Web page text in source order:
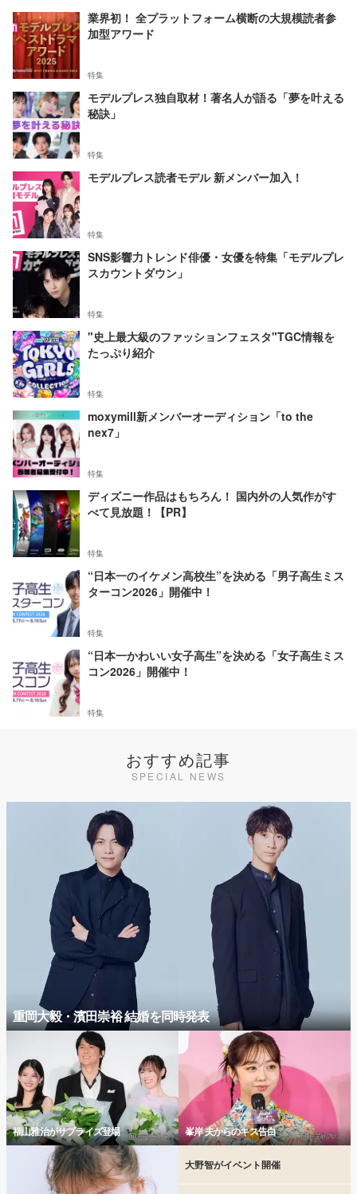
業界初！ 全プラットフォーム横断の大規模読者参
加型アワード
特集
モデルプレス独自取材！著名人が語る「夢を叶える
秘訣」
特集
モデルプレス読者モデル 新メンバー加入！
特集
SNS影響力トレンド俳優・女優を特集「モデルプレ
スカウントダウン」
特集
"史上最大級のファッションフェスタ"TGC情報を
たっぷり紹介
特集
moxymill新メンバーオーディション「to the
nex7」
特集
ディズニー作品はもちろん！ 国内外の人気作がす
べて見放題！【PR】
特集
“日本一のイケメン高校生”を決める「男子高生ミス
ターコン2026」開催中！
特集
“日本一かわいい女子高生”を決める「女子高生ミス
コン2026」開催中！
特集
おすすめ記事
SPECIAL NEWS
重岡大毅・濱田崇裕 結婚を同時発表
福山雅治がサプライズ登場 峯岸 夫からのキス告白
大野智がイベント開催